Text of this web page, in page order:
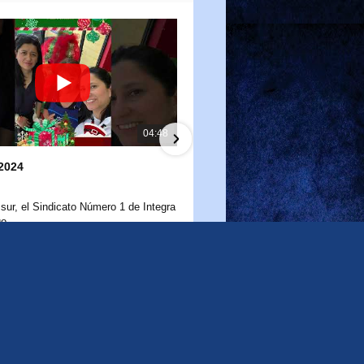
04:48
el Sindicato Número 1 de Integra
Salidas a terreno mes de
11/26/2024
Salidas a terreno mes de